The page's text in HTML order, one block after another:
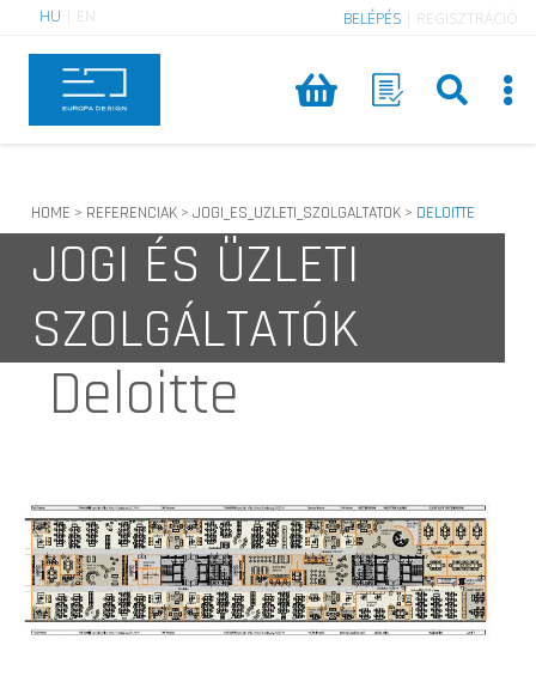
HU EN BELÉPÉS REGISZTRÁCIÓ
HOME > REFERENCIAK >JOGI_ES_UZLETI_SZOLGALTATOK > DELOITTE
JOGI ÉS ÜZLETI
SZOLGÁLTATÓK
Deloitte